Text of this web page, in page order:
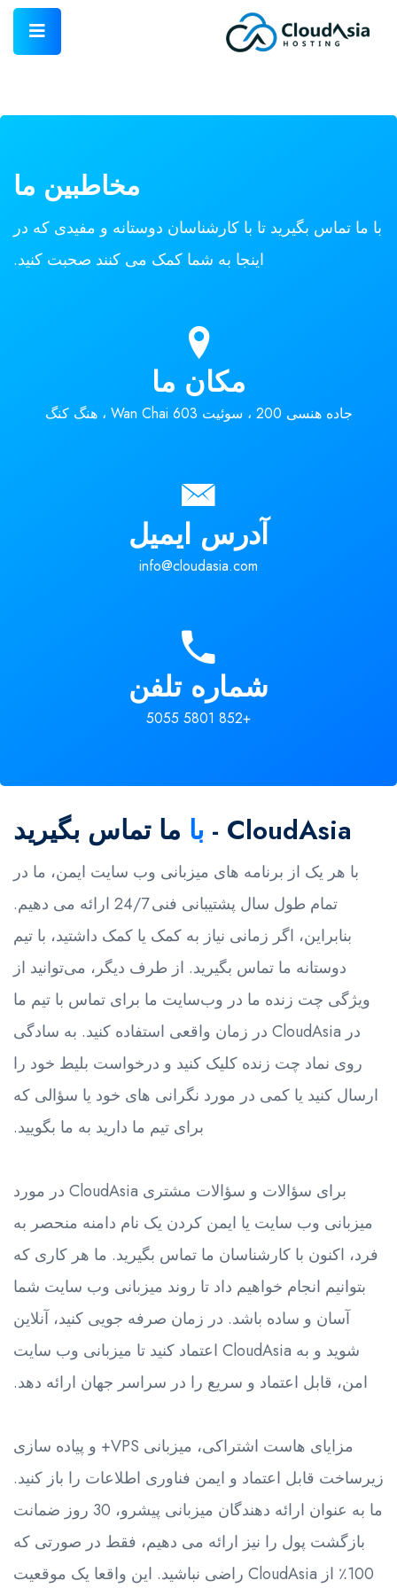
مخاطبین ما
با ما تماس بگیرید تا با کارشناسان دوستانه و مفیدی که در
اینجا به شما کمک می کنند صحبت کنید.
مکان ما
جاده هنسی 200 ، سوئیت 603 Wan Chai ، هنگ کنگ
آدرس ایمیل
info@cloudasia.com
شماره تلفن
+852 5801 5055
CloudAsia - با ما تماس بگیرید
با هر یک از برنامه های میزبانی وب سایت ایمن، ما در
تمام طول سال پشتیبانی فنی 24/7 ارائه می دهیم.
بنابراین، اگر زمانی نیاز به کمک یا کمک داشتید، با تیم
دوستانه ما تماس بگیرید. از طرف دیگر، می‌توانید از
ویژگی چت زنده ما در وب‌سایت ما برای تماس با تیم ما
در CloudAsia در زمان واقعی استفاده کنید. به سادگی
روی نماد چت زنده کلیک کنید و درخواست بلیط خود را
ارسال کنید یا کمی در مورد نگرانی های خود یا سؤالی که
برای تیم ما دارید به ما بگویید.
برای سؤالات و سؤالات مشتری CloudAsia در مورد
میزبانی وب سایت یا ایمن کردن یک نام دامنه منحصر به
فرد، اکنون با کارشناسان ما تماس بگیرید. ما هر کاری که
بتوانیم انجام خواهیم داد تا روند میزبانی وب سایت شما
آسان و ساده باشد. در زمان صرفه جویی کنید، آنلاین
شوید و به CloudAsia اعتماد کنید تا میزبانی وب سایت
امن، قابل اعتماد و سریع را در سراسر جهان ارائه دهد.
مزایای هاست اشتراکی، میزبانی VPS+ و پیاده سازی
زیرساخت قابل اعتماد و ایمن فناوری اطلاعات را باز کنید.
ما به عنوان ارائه دهندگان میزبانی پیشرو، 30 روز ضمانت
بازگشت پول را نیز ارائه می دهیم، فقط در صورتی که
100٪ از CloudAsia راضی نباشید. این واقعا یک موقعیت